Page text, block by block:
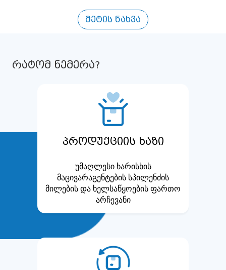
მეტის ნახვა
რატომ ნემერა?
პროდუქციის ხაზი
უმაღლესი ხარისხის
მაცივარაგენტების სპილენძის
მილების და ხელსაწყოების ფართო
არჩევანი